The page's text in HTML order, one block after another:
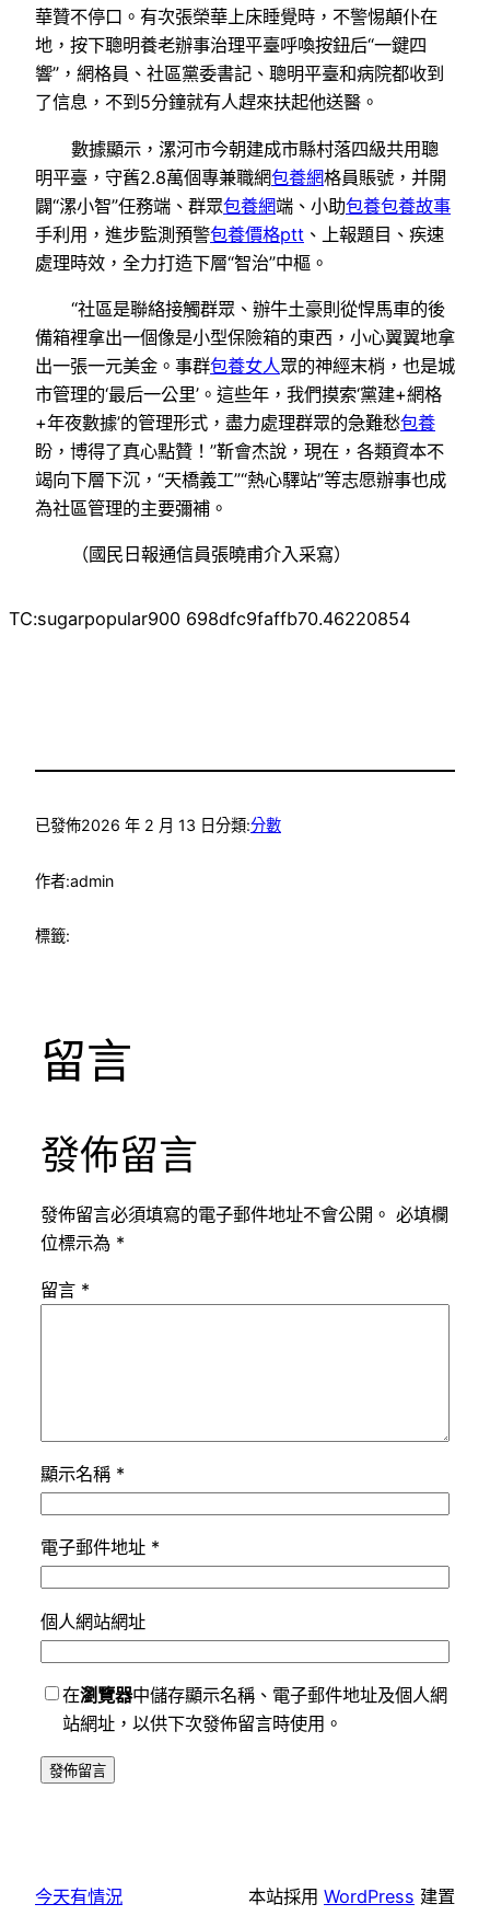
華贊不停口。有次張榮華上床睡覺時，不警惕顛仆在
地，按下聰明養老辦事治理平臺呼喚按鈕后“一鍵四
響”，網格員、社區黨委書記、聰明平臺和病院都收到
了信息，不到5分鐘就有人趕來扶起他送醫。
數據顯示，漯河市今朝建成市縣村落四級共用聰
明平臺，守舊2.8萬個專兼職網包養網格員賬號，并開
闢“漯小智”任務端、群眾包養網端、小助包養包養故事
手利用，進步監測預警包養價格ptt 、上報題目、疾速
處理時效，全力打造下層“智治”中樞。
“社區是聯絡接觸群眾、辦牛土豪則從悍馬車的後
備箱裡拿出一個像是小型保險箱的東西，小心翼翼地拿
出一張一元美金。事群包養女人眾的神經末梢，也是城
市管理的‘最后一公里’。這些年，我們摸索‘黨建+網格
+年夜數據’的管理形式，盡力處理群眾的急難愁包養
盼，博得了真心點贊！”靳會杰說，現在，各類資本不
竭向下層下沉，“天橋義工”“熱心驛站”等志愿辦事也成
為社區管理的主要彌補。
（國民日報通信員張曉甫介入采寫）
TC:sugarpopular900 698dfc9faffb70.46220854
已發佈2026 年 2 月 13 日分類:分數
作者:admin
標籤:
留言
發佈留言
發佈留言必須填寫的電子郵件地址不會公開。 必填欄
位標示為 *
留言 *
顯示名稱 *
電子郵件地址 *
個人網站網址
在瀏覽器中儲存顯示名稱、電子郵件地址及個人網
站網址，以供下次發佈留言時使用。
今天有情況 本站採用 WordPress 建置